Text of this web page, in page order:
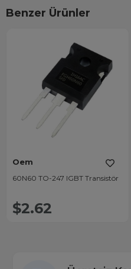
Benzer Ürünler
Oem
60N60 TO-247 IGBT Transistör
$2.62